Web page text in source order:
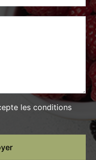
les conditions